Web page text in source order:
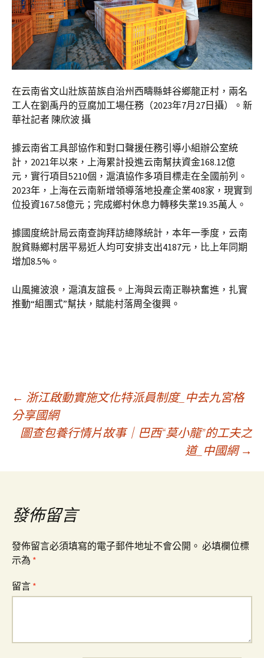
在云南省文山壯族苗族自治州西疇縣蚌谷鄉龍正村，兩名
工人在劉禹丹的豆腐加工場任務（2023年7月27日攝）。新
華社記者 陳欣波 攝
據云南省工具部協作和對口聲援任務引導小組辦公室統
計，2021年以來，上海累計投進云南幫扶資金168.12億
元，實行項目5210個，滬滇協作多項目標走在全國前列。
2023年，上海在云南新增領導落地投產企業408家，現實到
位投資167.58億元；完成鄉村休息力轉移失業19.35萬人。
據國度統計局云南查詢拜訪總隊統計，本年一季度，云南
脫貧縣鄉村居平易近人均可安排支出4187元，比上年同期
增加8.5%。
山風擁波浪，滬滇友誼長。上海與云南正聯袂奮進，扎實
推動“組團式”幫扶，賦能村落周全復興。
文
章
導
覽
← 浙江啟動實施文化特派員制度_中去九宮格
分享國網
圖查包養行情片故事｜巴西“莫小龍”的工夫之
道_中國網 →
發佈留言
發佈留言必須填寫的電子郵件地址不會公開。 必填欄位標
示為 *
留言 *